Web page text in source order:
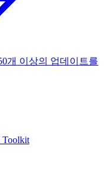
개 이상의 업데이트를